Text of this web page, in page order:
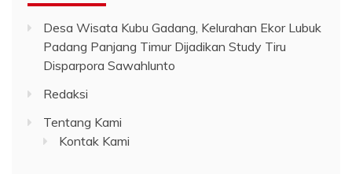
Desa Wisata Kubu Gadang, Kelurahan Ekor Lubuk
Padang Panjang Timur Dijadikan Study Tiru
Disparpora Sawahlunto
Redaksi
Tentang Kami
Kontak Kami